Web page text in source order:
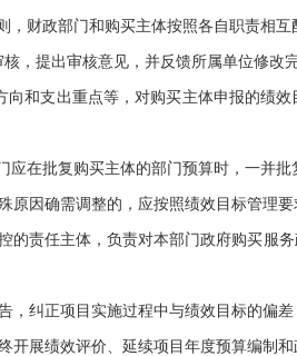
财政部门和购买主体按照各自职责相互
，提出审核意见，并反馈所属单位修改
和支出重点等，对购买主体申报的绩
在批复购买主体的部门预算时，一并批
因确需调整的，应按照绩效目标管理要
责任主体，负责对本部门政府购买服
纠正项目实施过程中与绩效目标的偏差
展绩效评价、延续项目年度预算编制和